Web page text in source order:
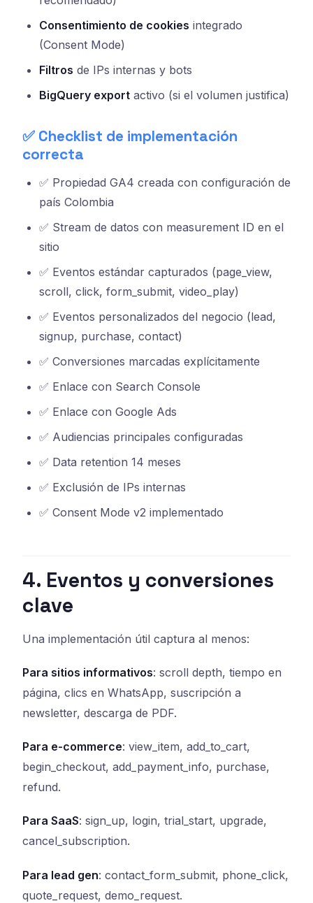
Consentimiento de cookies integrado
(Consent Mode)
Filtros de IPs internas y bots
BigQuery export activo (si el volumen justifica)
✅ Checklist de implementación
correcta
✅ Propiedad GA4 creada con configuración de
país Colombia
✅ Stream de datos con measurement ID en el
sitio
✅ Eventos estándar capturados (page_view,
scroll, click, form_submit, video_play)
✅ Eventos personalizados del negocio (lead,
signup, purchase, contact)
✅ Conversiones marcadas explícitamente
✅ Enlace con Search Console
✅ Enlace con Google Ads
✅ Audiencias principales configuradas
✅ Data retention 14 meses
✅ Exclusión de IPs internas
✅ Consent Mode v2 implementado
4. Eventos y conversiones
clave
Una implementación útil captura al menos:
Para sitios informativos: scroll depth, tiempo en
página, clics en WhatsApp, suscripción a
newsletter, descarga de PDF.
Para e-commerce: view_item, add_to_cart,
begin_checkout, add_payment_info, purchase,
refund.
Para SaaS: sign_up, login, trial_start, upgrade,
cancel_subscription.
Para lead gen: contact_form_submit, phone_click,
quote_request, demo_request.